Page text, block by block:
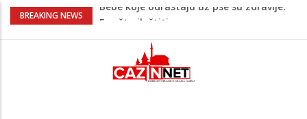
BREAKING NEWS
Krenuo u BiH sa 20 kilograma droge:
Juventus igra protiv Intera, Spaleti
razočarao navijače iz BiH
Užas: Uhapšen Italijan (45) kako